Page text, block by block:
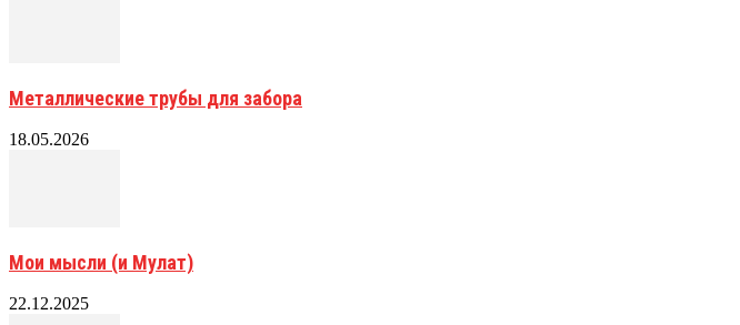
Металлические трубы для забора
18.05.2026
Мои мысли (и Мулат)
22.12.2025